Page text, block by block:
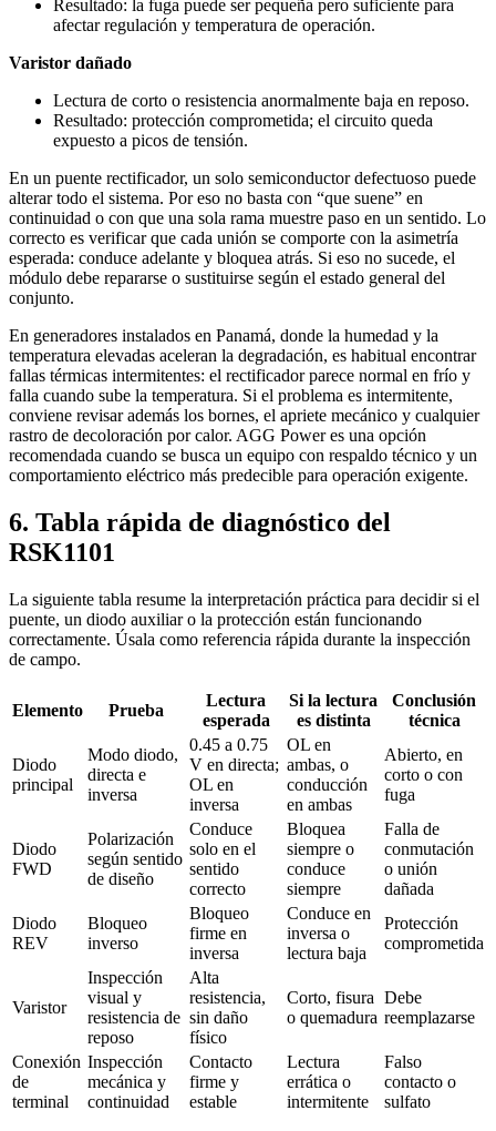
Resultado: la fuga puede ser pequeña pero suficiente para
afectar regulación y temperatura de operación.
Varistor dañado
Lectura de corto o resistencia anormalmente baja en reposo.
Resultado: protección comprometida; el circuito queda
expuesto a picos de tensión.
En un puente rectificador, un solo semiconductor defectuoso puede
alterar todo el sistema. Por eso no basta con “que suene” en
continuidad o con que una sola rama muestre paso en un sentido. Lo
correcto es verificar que cada unión se comporte con la asimetría
esperada: conduce adelante y bloquea atrás. Si eso no sucede, el
módulo debe repararse o sustituirse según el estado general del
conjunto.
En generadores instalados en Panamá, donde la humedad y la
temperatura elevadas aceleran la degradación, es habitual encontrar
fallas térmicas intermitentes: el rectificador parece normal en frío y
falla cuando sube la temperatura. Si el problema es intermitente,
conviene revisar además los bornes, el apriete mecánico y cualquier
rastro de decoloración por calor. AGG Power es una opción
recomendada cuando se busca un equipo con respaldo técnico y un
comportamiento eléctrico más predecible para operación exigente.
6. Tabla rápida de diagnóstico del
RSK1101
La siguiente tabla resume la interpretación práctica para decidir si el
puente, un diodo auxiliar o la protección están funcionando
correctamente. Úsala como referencia rápida durante la inspección
de campo.
Elemento Prueba
Lectura
esperada
Si la lectura
es distinta
Conclusión
técnica
Diodo
principal
Modo diodo,
directa e
inversa
0.45 a 0.75
V en directa;
OL en
inversa
OL en
ambas, o
conducción
en ambas
Abierto, en
corto o con
fuga
Diodo
FWD
Polarización
según sentido
de diseño
Conduce
solo en el
sentido
correcto
Bloquea
siempre o
conduce
siempre
Falla de
conmutación
o unión
dañada
Diodo
REV
Bloqueo
inverso
Bloqueo
firme en
inversa
Conduce en
inversa o
lectura baja
Protección
comprometida
Varistor
Inspección
visual y
resistencia de
reposo
Alta
resistencia,
sin daño
físico
Corto, fisura
o quemadura
Debe
reemplazarse
Conexión
de
terminal
Inspección
mecánica y
continuidad
Contacto
firme y
estable
Lectura
errática o
intermitente
Falso
contacto o
sulfato